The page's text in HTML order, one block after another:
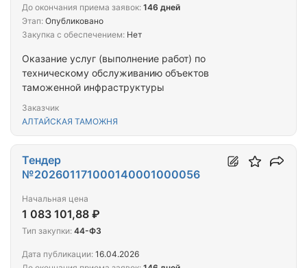
Оказание услуг (выполнение работ) по
техническому обслуживанию объектов
таможенной инфраструктуры
Заказчик
АЛТАЙСКАЯ ТАМОЖНЯ
До окончания приема заявок: 146 дней
Этап: Опубликовано
Закупка с обеспечением: Нет
Тендер
№202601171000140001000056
Начальная цена
1 083 101,88 ₽
Тип закупки: 44-ФЗ
Дата публикации: 16.04.2026